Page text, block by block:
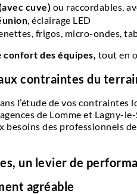
cuve) ou raccordables,
, éclairage LED
frigos, micro-ondes,
confort des équipes, tout en
contraintes du
l’étude de vos
de Lomme et Lagny-
besoins des professionnels
un levier de
agréable